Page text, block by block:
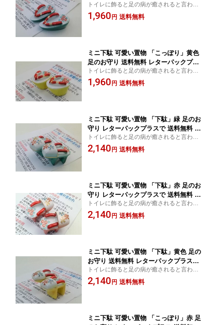
うつわの翔山
トイレに飾ると足の病が癒されると言われ
ています。
1,960 円 送料無料
ミニ下駄 可愛い置物 「こっぽり」黄色
足のお守り 送料無料 レターパックプラ
スでお送りします。 うつわの翔山
トイレに飾ると足の病が癒されると言われ
ています。
1,960 円 送料無料
ミニ下駄 可愛い置物 「下駄」緑 足のお
守り レターパックプラスで 送料無料 う
つわの翔山
トイレに飾ると足の病が癒されると言われ
ています。
2,140 円 送料無料
ミニ下駄 可愛い置物 「下駄」赤 足のお
守り レターパックプラスで 送料無料 う
つわの翔山
トイレに飾ると足の病が癒されると言われ
ています。
2,140 円 送料無料
ミニ下駄 可愛い置物 「下駄」黄色 足の
お守り 送料無料 レターパックプラスで
お送りします。 うつわの翔山
トイレに飾ると足の病が癒されると言われ
ています。
2,140 円 送料無料
ミニ下駄 可愛い置物 「こっぽり」赤 足